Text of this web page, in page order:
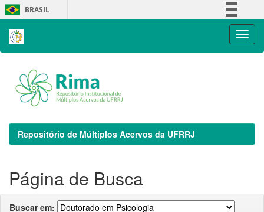
Skip
navigation
BRASIL
Repositório de Múltiplos Acervos da UFRRJ
Página de Busca
Buscar em: